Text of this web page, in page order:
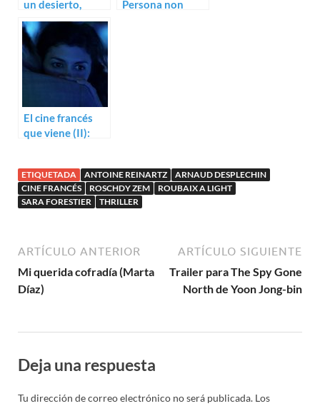
un desierto,
trailer de
Intersections
Persona non
El cine francés
que viene (II):
ETIQUETADA ANTOINE REINARTZ
ARNAUD DESPLECHIN
CINE FRANCÉS
ROSCHDY ZEM
ROUBAIX A LIGHT
SARA FORESTIER
THRILLER
ARTÍCULO ANTERIOR
Mi querida cofradía (Marta
Díaz)
ARTÍCULO SIGUIENTE
Trailer para The Spy Gone
North de Yoon Jong-bin
Deja una respuesta
Tu dirección de correo electrónico no será publicada. Los